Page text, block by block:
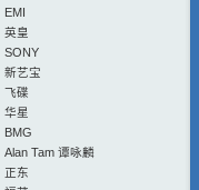
EMI
英皇
SONY
新艺宝
飞碟
华星
BMG
Alan Tam 谭咏麟
正东